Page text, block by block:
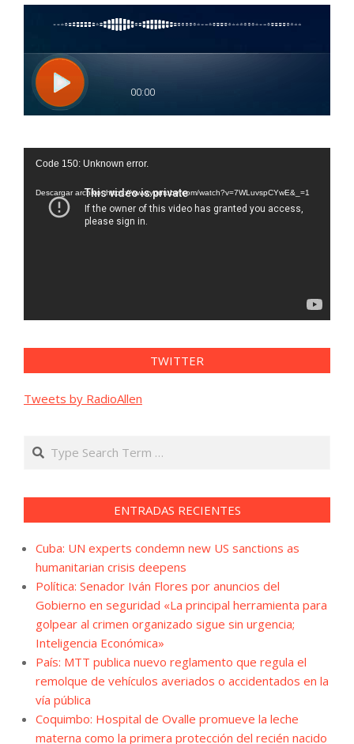
Reproductor
vídeo
Code 150: Unknown error.
Descargar archivo: https://www.youtube.com/watch?v=7WLuvspCYwE&_=1
TWITTER
Tweets by RadioAllen
Search
ENTRADAS RECIENTES
Cuba: UN experts condemn new US sanctions as
humanitarian crisis deepens
Política: Senador Iván Flores por anuncios del
Gobierno en seguridad «La principal herramienta para
golpear al crimen organizado sigue sin urgencia;
Inteligencia Económica»
País: MTT publica nuevo reglamento que regula el
remolque de vehículos averiados o accidentados en la
vía pública
Coquimbo: Hospital de Ovalle promueve la leche
materna como la primera protección del recién nacido